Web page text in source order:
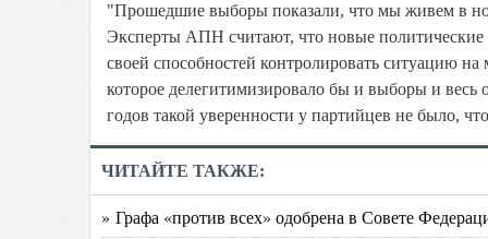
"Прошедшие выборы показали, что мы живем в
Эксперты АПН считают, что новые политические
своей способностей контролировать ситуацию на
которое делегитимизировало бы и выборы и
годов такой уверенности у партийцев не было,
ЧИТАЙТЕ ТАКЖЕ:
» Графа «против всех» одобрена в Совете